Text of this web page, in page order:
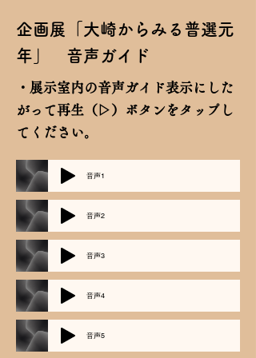
​企画展「大崎からみる普選元
年」 音声ガイド
​・展示室内の音声ガイド表示にした
がって再生（▷）ボタンをタップし
てください。
音声1
音声2
音声3
音声4
音声5